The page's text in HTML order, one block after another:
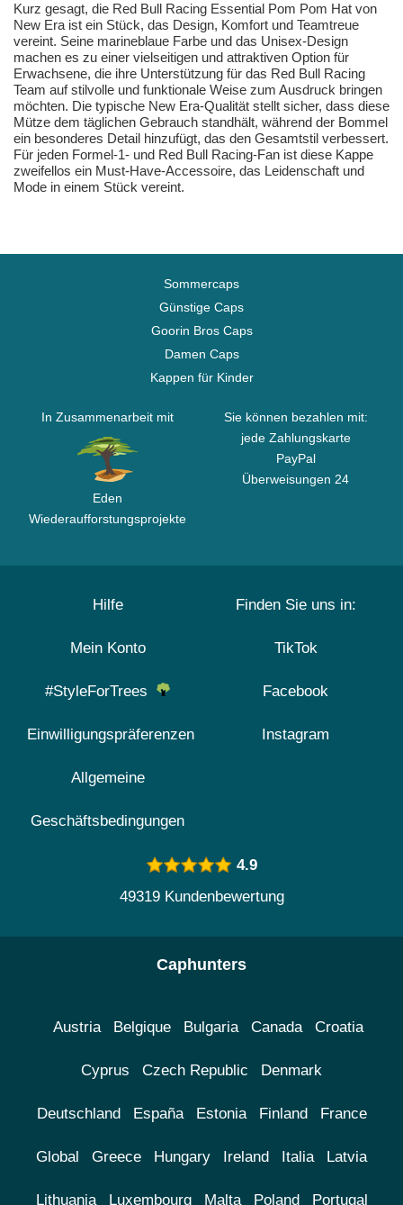
Kurz gesagt, die Red Bull Racing Essential Pom Pom Hat von
New Era ist ein Stück, das Design, Komfort und Teamtreue
vereint. Seine marineblaue Farbe und das Unisex-Design
machen es zu einer vielseitigen und attraktiven Option für
Erwachsene, die ihre Unterstützung für das Red Bull Racing
Team auf stilvolle und funktionale Weise zum Ausdruck bringen
möchten. Die typische New Era-Qualität stellt sicher, dass diese
Mütze dem täglichen Gebrauch standhält, während der Bommel
ein besonderes Detail hinzufügt, das den Gesamtstil verbessert.
Für jeden Formel-1- und Red Bull Racing-Fan ist diese Kappe
zweifellos ein Must-Have-Accessoire, das Leidenschaft und
Mode in einem Stück vereint.
Sommercaps
Günstige Caps
Goorin Bros Caps
Damen Caps
Kappen für Kinder
In Zusammenarbeit mit
Eden
Wiederaufforstungsprojekte
Sie können bezahlen mit:
jede Zahlungskarte
PayPal
Überweisungen 24
Hilfe
Mein Konto
#StyleForTrees
Einwilligungspräferenzen
Allgemeine
Geschäftsbedingungen
Finden Sie uns in:
TikTok
Facebook
Instagram
4.9
49319 Kundenbewertung
Caphunters
Austria Belgique Bulgaria Canada Croatia
Cyprus Czech Republic Denmark
Deutschland España Estonia Finland France
Global Greece Hungary Ireland Italia Latvia
Lithuania Luxembourg Malta Poland Portugal